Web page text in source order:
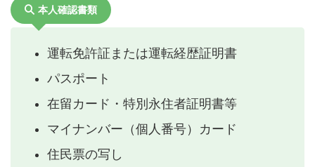
本人確認書類
運転免許証または運転経歴証明書
パスポート
在留カード・特別永住者証明書等
マイナンバー（個人番号）カード
住民票の写し